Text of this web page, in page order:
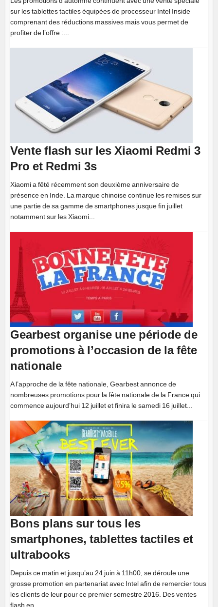
sur les tablettes tactiles équipées de processeur Intel Inside
comprenant des réductions massives mais vous permet de
profiter de l’offre :...
Vente flash sur les Xiaomi Redmi 3
Pro et Redmi 3s
Xiaomi a fêté récemment son deuxième anniversaire de
présence en Inde. La marque chinoise continue les remises sur
une partie de sa gamme de smartphones jusque fin juillet
notamment sur les Xiaomi...
Gearbest organise une période de
promotions à l’occasion de la fête
nationale
A l’approche de la fête nationale, Gearbest annonce de
nombreuses promotions pour la fête nationale de la France qui
commence aujourd’hui 12 juillet et finira le samedi 16 juillet...
Bons plans sur tous les
smartphones, tablettes tactiles et
ultrabooks
Depuis ce matin et jusqu’au 24 juin à 11h00, se déroule une
grosse promotion en partenariat avec Intel afin de remercier tous
les clients de leur pour ce premier semestre 2016. Des ventes
flash en...